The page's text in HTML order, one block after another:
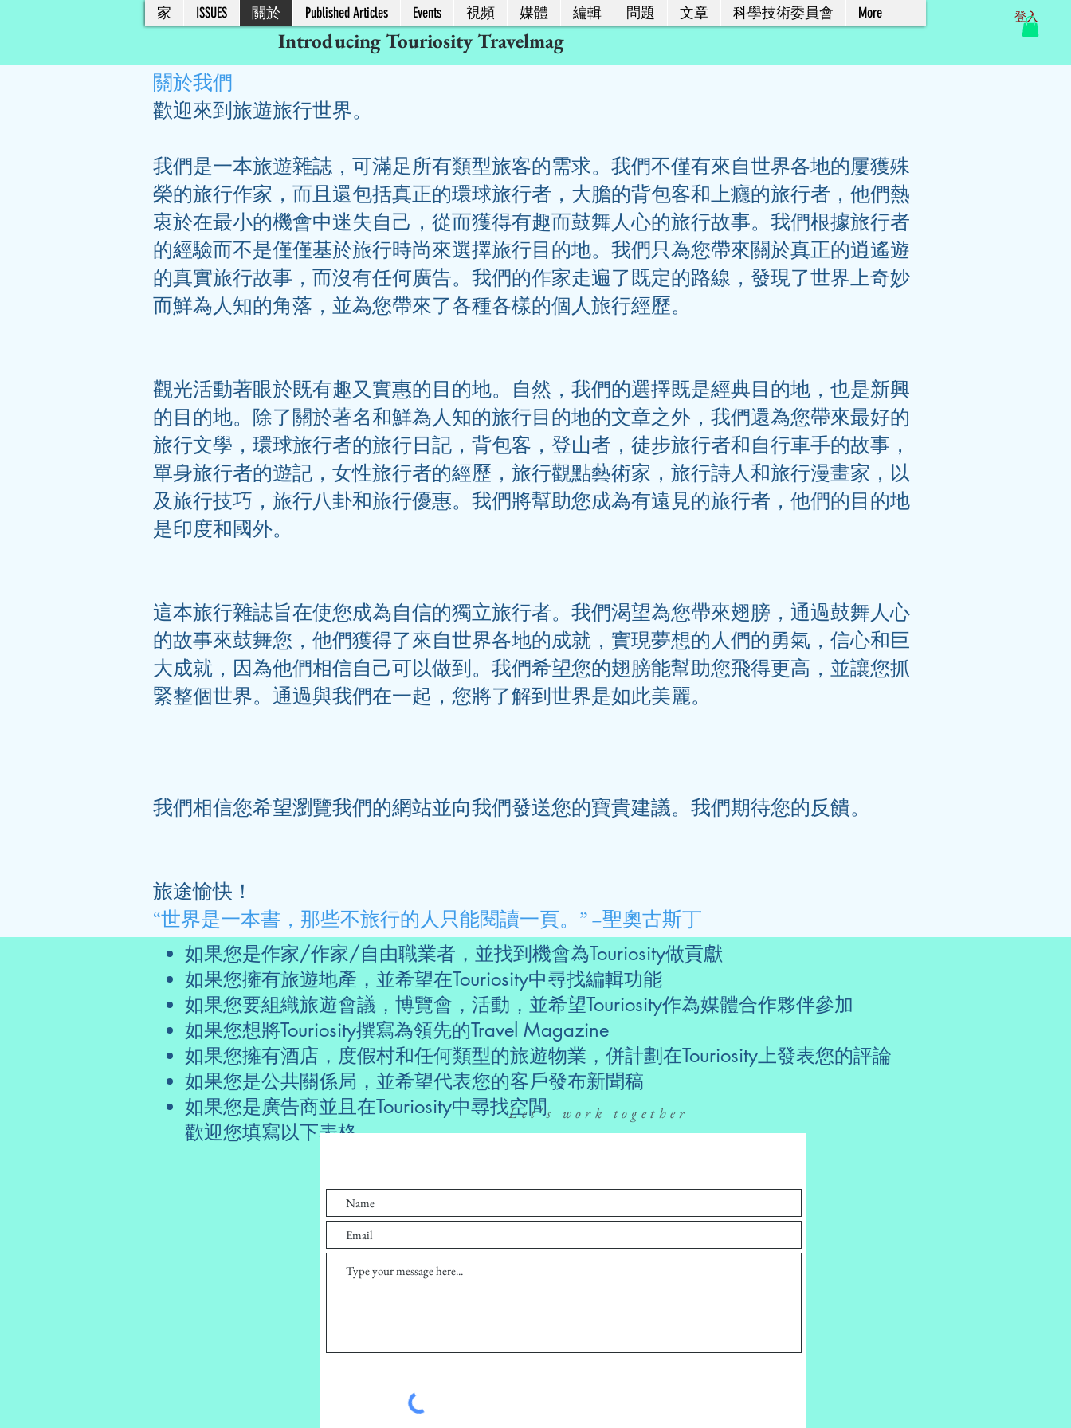
登入
家 ISSUES 關於 Published Articles Events 視頻 媒體 編輯 問題 文章 科學技術委員會 More
Introducing Touriosity Travelmag
關於我們
歡迎來到旅遊旅行世界。
我們是一本旅遊雜誌，可滿足所有類型旅客的需求。我們不僅有來自世界各地的屢獲殊
榮的旅行作家，而且還包括真正的環球旅行者，大膽的背包客和上癮的旅行者，他們熱
衷於在最小的機會中迷失自己，從而獲得有趣而鼓舞人心的旅行故事。我們根據旅行者
的經驗而不是僅僅基於旅行時尚來選擇旅行目的地。我們只為您帶來關於真正的逍遙遊
的真實旅行故事，而沒有任何廣告。我們的作家走遍了既定的路線，發現了世界上奇妙
而鮮為人知的角落，並為您帶來了各種各樣的個人旅行經歷。
觀光活動著眼於既有趣又實惠的目的地。自然，我們的選擇既是經典目的地，也是新興
的目的地。除了關於著名和鮮為人知的旅行目的地的文章之外，我們還為您帶來最好的
旅行文學，環球旅行者的旅行日記，背包客，登山者，徒步旅行者和自行車手的故事，
單身旅行者的遊記，女性旅行者的經歷，旅行觀點藝術家，旅行詩人和旅行漫畫家，以
及旅行技巧，旅行八卦和旅行優惠。我們將幫助您成為有遠見的旅行者，他們的目的地
是印度和國外。
這本旅行雜誌旨在使您成為自信的獨立旅行者。我們渴望為您帶來翅膀，通過鼓舞人心
的故事來鼓舞您，他們獲得了來自世界各地的成就，實現夢想的人們的勇氣，信心和巨
大成就，因為他們相信自己可以做到。我們希望您的翅膀能幫助您飛得更高，並讓您抓
緊整個世界。通過與我們在一起，您將了解到世界是如此美麗。
我們相信您希望瀏覽我們的網站並向我們發送您的寶貴建議。我們期待您的反饋。
旅途愉快！
“世界是一本書，那些不旅行的人只能閱讀一頁。” –聖奧古斯丁
如果您是作家/作家/自由職業者，並找到機會為Touriosity做貢獻
如果您擁有旅遊地產，並希望在Touriosity中尋找編輯功能
如果您要組織旅遊會議，博覽會，活動，並希望Touriosity作為媒體合作夥伴參加
如果您想將Touriosity撰寫為領先的Travel Magazine
如果您擁有酒店，度假村和任何類型的旅遊物業，併計劃在Touriosity上發表您的評論
如果您是公共關係局，並希望代表您的客戶發布新聞稿
如果您是廣告商並且在Touriosity中尋找空間
歡迎您填寫以下表格
Let's work together